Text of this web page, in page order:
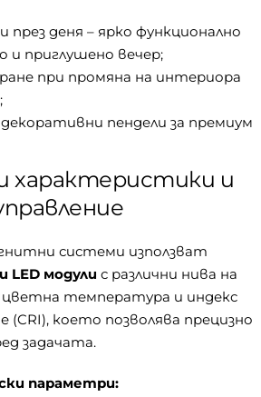
през деня – ярко функционално
и приглушено вечер;
при промяна на интериора
пендели за премиум
характеристики и
системи използват
LED модули с различни нива на
температура и индекс
(CRI), което позволява прецизно
задачата.
параметри: